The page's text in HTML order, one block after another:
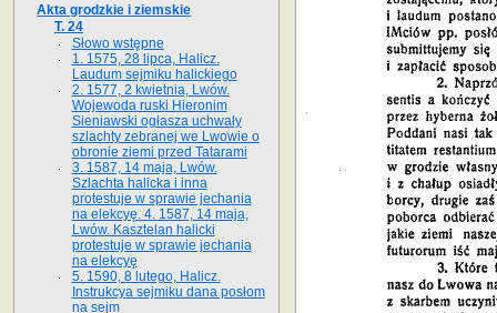
Akta grodzkie i ziemskie
T. 24
Słowo wstępne
1. 1575, 28 lipca, Halicz.
Laudum sejmiku halickiego
2. 1577, 2 kwietnia, Lwów.
Wojewoda ruski Hieronim
Sieniawski ogłasza uchwały
szlachty zebranej we Lwowie o
obronie ziemi przed Tatarami
3. 1587, 14 maja, Lwów.
Szlachta halicka i inna
protestuje w sprawie jechania
na elekcyę. 4. 1587, 14 maja,
Lwów. Kasztelan halicki
protestuje w sprawie jechania
na elekcyę
5. 1590, 8 lutego, Halicz.
Instrukcya sejmiku dana posłom
na sejm